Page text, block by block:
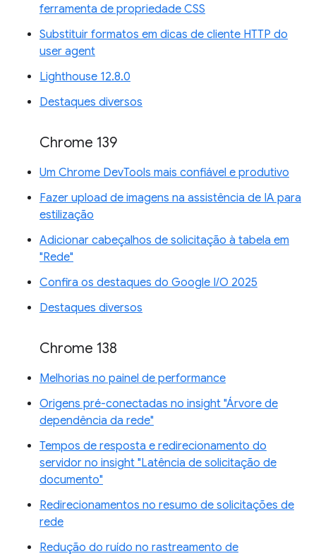
ferramenta de propriedade CSS
Substituir formatos em dicas de cliente HTTP do
user agent
Lighthouse 12.8.0
Destaques diversos
Chrome 139
Um Chrome DevTools mais confiável e produtivo
Fazer upload de imagens na assistência de IA para
estilização
Adicionar cabeçalhos de solicitação à tabela em
"Rede"
Confira os destaques do Google I/O 2025
Destaques diversos
Chrome 138
Melhorias no painel de performance
Origens pré-conectadas no insight "Árvore de
dependência da rede"
Tempos de resposta e redirecionamento do
servidor no insight "Latência de solicitação de
documento"
Redirecionamentos no resumo de solicitações de
rede
Redução do ruído no rastreamento de